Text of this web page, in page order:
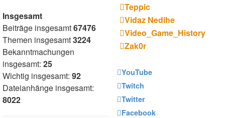
Insgesamt
Beiträge insgesamt67476
Themen insgesamt3224
Bekanntmachungen
insgesamt: 25
Wichtig insgesamt: 92
Dateianhänge insgesamt:
8022
Teppic
Vidaz Nedihe
Video_Game_History
Zak0r
YouTube
Twitch
Twitter
Facebook